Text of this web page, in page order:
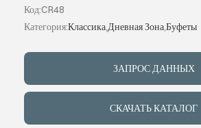
Код:CR48
Категория:Классика,Дневная Зона,Буфеты
ЗАПРОС ДАННЫХ
СКАЧАТЬ КАТАЛОГ